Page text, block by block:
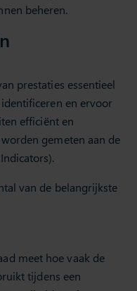
beheren.
prestaties essentieel
en ervoor
efficiënt en
gemeten aan de
van de belangrijkste
meet hoe vaak de
tijdens een